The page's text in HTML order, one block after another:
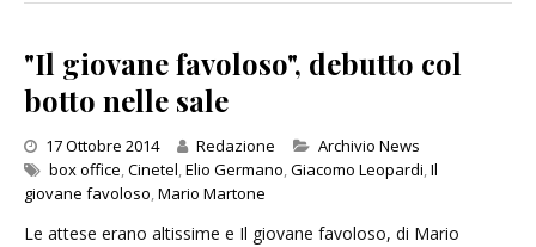
"Il giovane favoloso", debutto col
botto nelle sale
17 Ottobre 2014 Redazione Categories
Archivio News
box office Cinetel Elio Germano Giacomo Leopardi Il
giovane favoloso Mario Martone
Le attese erano altissime e Il giovane favoloso, di Mario